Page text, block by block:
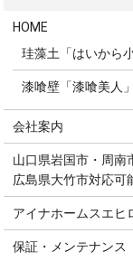
HOME
珪藻土「はいから小
漆喰壁「漆喰美人」
会社案内
山口県岩国市・周南
広島県大竹市対応可
アイナホームスエヒ
保証・メンテナンス